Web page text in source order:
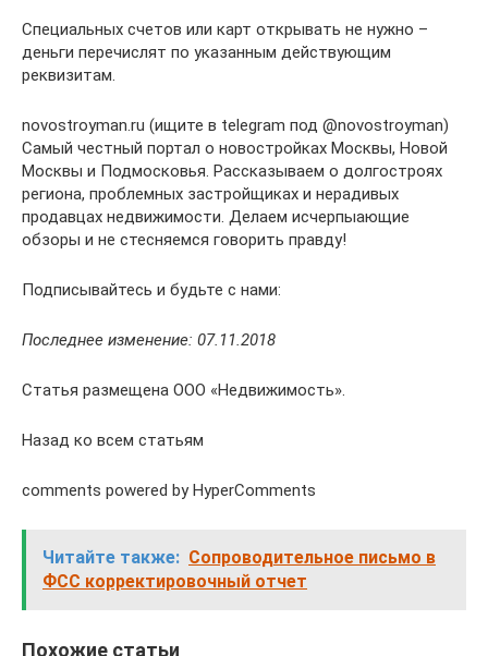
Специальных счетов или карт открывать не нужно –
деньги перечислят по указанным действующим
реквизитам.
novostroyman.ru (ищите в telegram под @novostroyman)
Самый честный портал о новостройках Москвы, Новой
Москвы и Подмосковья. Рассказываем о долгостроях
региона, проблемных застройщиках и нерадивых
продавцах недвижимости. Делаем исчерпыающие
обзоры и не стесняемся говорить правду!
Подписывайтесь и будьте с нами:
Последнее изменение: 07.11.2018
Статья размещена ООО «Недвижимость».
Назад ко всем статьям
comments powered by HyperComments
Читайте также: Сопроводительное письмо в
ФСС корректировочный отчет
Похожие статьи